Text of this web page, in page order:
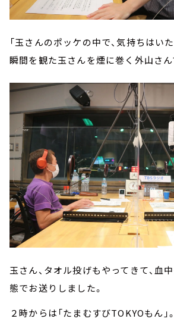
「玉さんのポッケの中で、気持ちはい
瞬間を観た玉さんを煙に巻く外山さん
玉さん、タオル投げもやってきて、血
態でお送りしました。
２時からは「たまむすびTOKYOもん